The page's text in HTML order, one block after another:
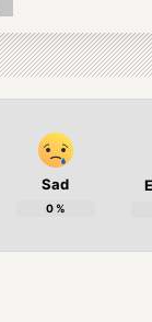
Sad
0%